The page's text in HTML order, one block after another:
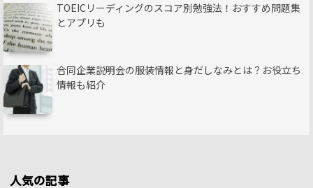
TOEICリーディングのスコア別勉強法！おすすめ問題集
とアプリも
合同企業説明会の服装情報と身だしなみとは？お役立ち
情報も紹介
人気の記事